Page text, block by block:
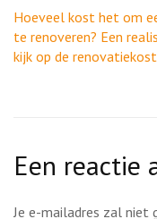
Hoeveel kost het om
te renoveren? Een
kijk op de
Een reactie
Je e-mailadres zal niet